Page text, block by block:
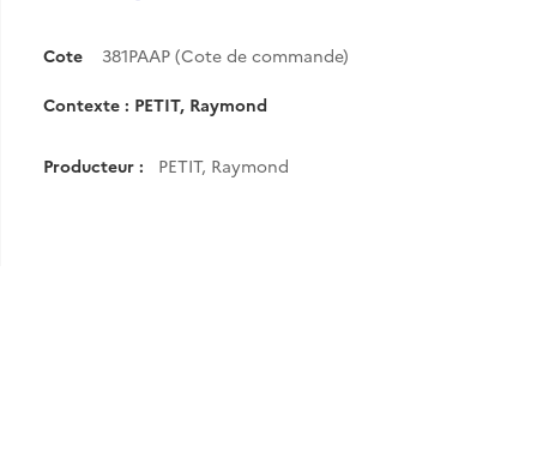
Cote 381PAAP (Cote de commande)
Contexte : PETIT, Raymond
Producteur : PETIT, Raymond